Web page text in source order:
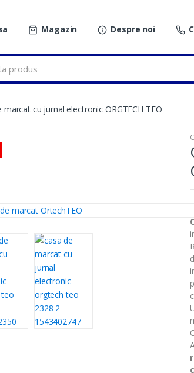
Magazin Despre noi
marcat cu jurnal electronic ORGTECH TEO